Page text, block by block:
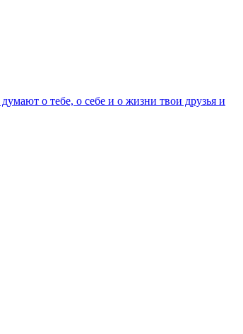
о тебе, о себе и о жизни твои друзья и